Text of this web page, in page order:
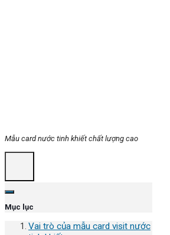
Mẫu card nước tinh khiết chất lượng cao
Mục lục
Vai trò của mẫu card visit nước